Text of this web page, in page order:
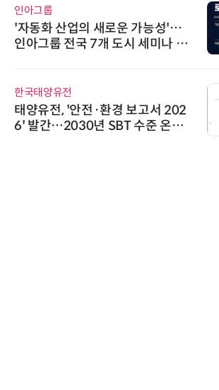
인아그룹
'자동화 산업의 새로운 가능성'…
인아그룹 전국 7개 도시 세미나 페
한국태양유전
태양유전, '안전·환경 보고서 202
6' 발간…2030년 SBT 수준 온실